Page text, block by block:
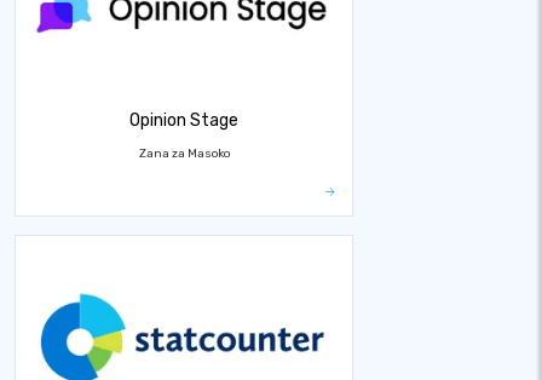
Opinion Stage
Zana za Masoko